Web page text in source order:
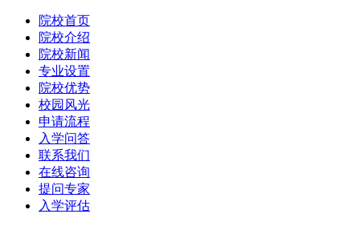
院校首页
院校介绍
院校新闻
专业设置
院校优势
校园风光
申请流程
入学问答
联系我们
在线咨询
提问专家
入学评估